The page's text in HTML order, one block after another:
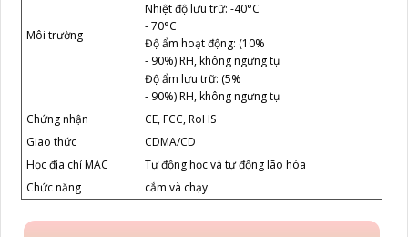
Môi trường
Nhiệt độ lưu trữ: -40°C
- 70°C
Độ ẩm hoạt động: (10%
- 90%) RH, không ngưng tụ
Độ ẩm lưu trữ: (5%
- 90%) RH, không ngưng tụ
Chứng nhận
CE, FCC, RoHS
Giao thức
CDMA/CD
Học địa chỉ MAC
Tự động học và tự động lão hóa
Chức năng
cắm và chạy